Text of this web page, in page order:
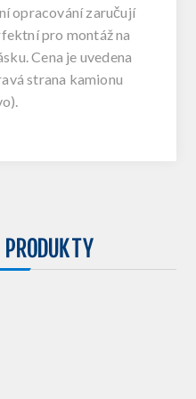
opracování zaručují
pro montáž na
. Cena je uvedena
strana kamionu